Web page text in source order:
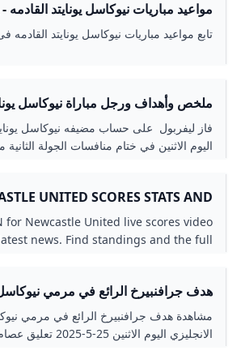
مواعيد مباريات نيوكاسل يونايتد القادمه
تابع مواعيد مباريات نيوكاسل يونايتد القادمه
ملخص وأهداف ورجل مباراة نيوكاسل
في الدوري الإنجليزي إرم نيوز
اليوم الاثنين في ختام منافسات الجولة
UNITED SCORES STATS AND
HIGHLIGHTS - ESPN
for Newcastle United live scores video
news. Find standings and the full
هدف جرافنبيرخ الرائع في مرمي
الانجليزي - بطولات
مشاهدة هدف جرافنبيرخ الرائع في مرمي
الانجليزي اليوم الاثنين 25-5-2025 تعليق عصام الشوالي